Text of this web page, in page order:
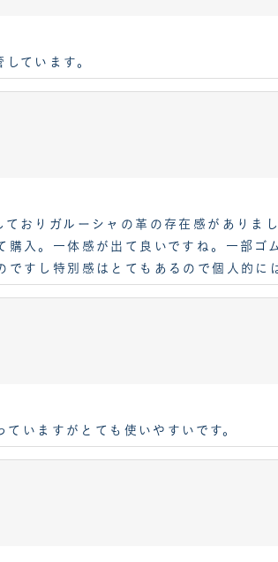
ています。
おりガルーシャの革の存在感がありま
入。一体感が出て良いですね。一部ゴ
すし特別感はとてもあるので個人的に
いますがとても使いやすいです。